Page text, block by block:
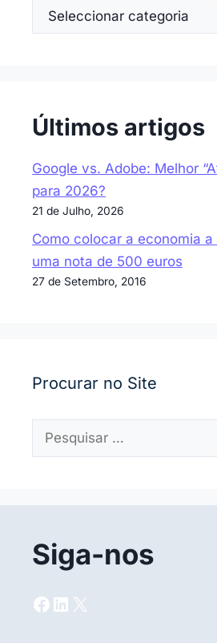
Categorias
Últimos artigos
Google vs. Adobe: Melhor
para 2026?
21 de Julho, 2026
Como colocar a economia
uma nota de 500 euros
27 de Setembro, 2016
Procurar no Site
Pesquisar
Siga-nos
Facebook
LinkedIn
X